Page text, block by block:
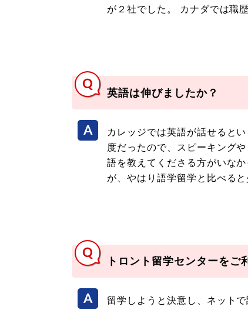
が２社でした。 カナダでは職
英語は伸びましたか？
カレッジでは英語が話せると
度だったので、スピーキング
語を教えてくださる方がいな
が、やはり語学留学と比べる
トロント留学センターをご
留学しようと決意し、ネット